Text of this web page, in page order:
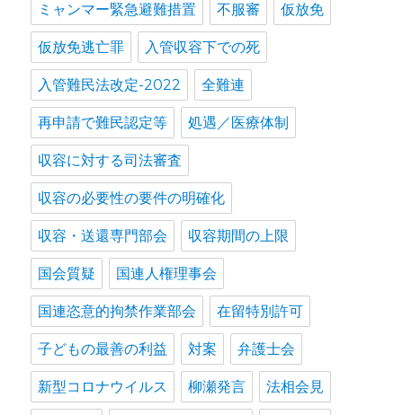
ミャンマー緊急避難措置 不服審 仮放免
仮放免逃亡罪 入管収容下での死
入管難民法改定-2022 全難連
再申請で難民認定等 処遇／医療体制
収容に対する司法審査
収容の必要性の要件の明確化
収容・送還専門部会 収容期間の上限
国会質疑 国連人権理事会
国連恣意的拘禁作業部会 在留特別許可
子どもの最善の利益 対案 弁護士会
新型コロナウイルス 柳瀬発言 法相会見